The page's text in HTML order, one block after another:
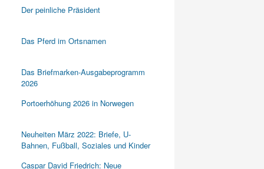
Der peinliche Präsident
Das Pferd im Ortsnamen
Das Briefmarken-Ausgabeprogramm
2026
Portoerhöhung 2026 in Norwegen
Neuheiten März 2022: Briefe, U-
Bahnen, Fußball, Soziales und Kinder
Caspar David Friedrich: Neue